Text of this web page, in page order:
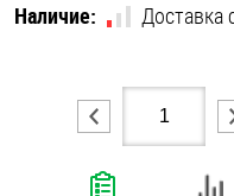
Шплинты
Штифты и пальцы
Наличие:
Доставка